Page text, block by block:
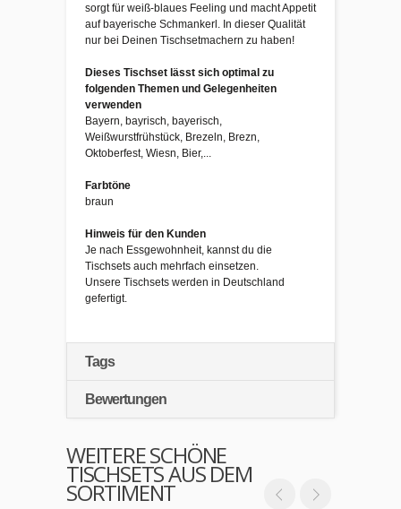
sorgt für weiß-blaues Feeling und macht Appetit
auf bayerische Schmankerl. In dieser Qualität
nur bei Deinen Tischsetmachern zu haben!
Dieses Tischset lässt sich optimal zu
folgenden Themen und Gelegenheiten
verwenden
Bayern, bayrisch, bayerisch,
Weißwurstfrühstück, Brezeln, Brezn,
Oktoberfest, Wiesn, Bier,...
Farbtöne
braun
Hinweis für den Kunden
Je nach Essgewohnheit, kannst du die
Tischsets auch mehrfach einsetzen.
Unsere Tischsets werden in Deutschland
gefertigt.
Tags
Bewertungen
WEITERE SCHÖNE
TISCHSETS AUS DEM
SORTIMENT